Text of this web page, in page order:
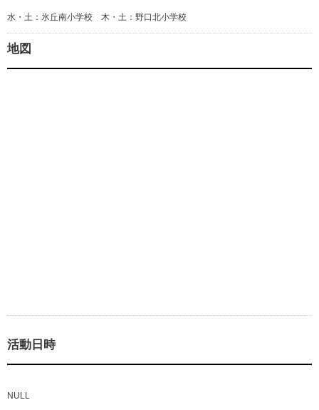
水・土：氷丘南小学校 木・土：野口北小学校
地図
活動日時
NULL